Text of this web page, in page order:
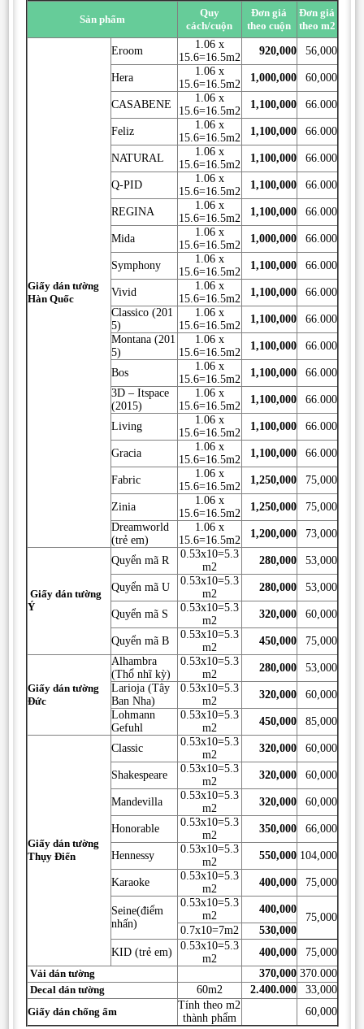
Sản phẩm
Quy
cách/cuộn
Đơn giá
theo cuộn
Đơn giá
theo m2
Giấy dán tường
Hàn Quốc
Eroom
1.06 x
15.6=16.5m2
920,000 56,000
Hera
1.06 x
15.6=16.5m2
1,000,000 60,000
CASABENE
1.06 x
15.6=16.5m2
1,100,000 66.000
Feliz
1.06 x
15.6=16.5m2
1,100,000 66.000
NATURAL
1.06 x
15.6=16.5m2
1,100,000 66.000
Q-PID
1.06 x
15.6=16.5m2
1,100,000 66.000
REGINA
1.06 x
15.6=16.5m2
1,100,000 66.000
Mida
1.06 x
15.6=16.5m2
1,000,000 66.000
Symphony
1.06 x
15.6=16.5m2
1,100,000 66.000
Vivid
1.06 x
15.6=16.5m2
1,100,000
66.000
Classico (201
5)
1.06 x
15.6=16.5m2
1,100,000
66.000
Montana (201
5)
1.06 x
15.6=16.5m2
1,100,000 66.000
Bos
1.06 x
15.6=16.5m2
1,100,000
66.000
3D – Itspace
(2015)
1.06 x
15.6=16.5m2
1,100,000 66.000
Living
1.06 x
15.6=16.5m2
1,100,000 66.000
Gracia
1.06 x
15.6=16.5m2
1,100,000 66.000
Fabric
1.06 x
15.6=16.5m2
1,250,000 75,000
Zinia
1.06 x
15.6=16.5m2
1,250,000
75,000
Dreamworld
(trẻ em)
1.06 x
15.6=16.5m2
1,200,000 73,000
Giấy dán tường
Ý
Quyển mã R
0.53x10=5.3
m2
280,000 53,000
Quyển mã U
0.53x10=5.3
m2
280,000 53,000
Quyển mã S
0.53x10=5.3
m2
320,000 60,000
Quyển mã B
0.53x10=5.3
m2
450,000 75,000
Giấy dán tường
Đức
Alhambra
(Thổ nhĩ kỳ)
0.53x10=5.3
m2
280,000
53,000
Larioja (Tây
Ban Nha)
0.53x10=5.3
m2
320,000
60,000
Lohmann
Gefuhl
0.53x10=5.3
m2
450,000 85,000
Giấy dán tường
Thụy Điển
Classic
0.53x10=5.3
m2
320,000 60,000
Shakespeare
0.53x10=5.3
m2
320,000 60,000
Mandevilla
0.53x10=5.3
m2
320,000 60,000
Honorable
0.53x10=5.3
m2
350,000 66,000
Hennessy
0.53x10=5.3
m2
550,000 104,000
Karaoke
0.53x10=5.3
m2
400,000 75,000
Seine(điểm
nhấn)
0.53x10=5.3
m2
400,000
75,000
0.7x10=7m2
530,000
KID (trẻ em)
0.53x10=5.3
m2
400,000
75,000
Vải dán tường
370,000 370.000
Decal dán tường
60m2 2.400.000
33,000
Giấy dán chống ẩm
Tính theo m2
thành phẩm
60,000